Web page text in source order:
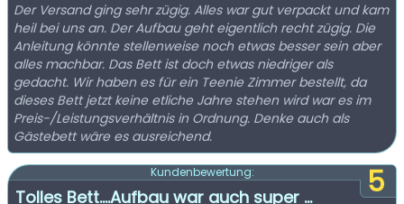
Der Versand ging sehr zügig. Alles war gut verpackt und kam
heil bei uns an. Der Aufbau geht eigentlich recht zügig. Die
Anleitung könnte stellenweise noch etwas besser sein aber
alles machbar. Das Bett ist doch etwas niedriger als
gedacht. Wir haben es für ein Teenie Zimmer bestellt, da
dieses Bett jetzt keine etliche Jahre stehen wird war es im
Preis-/Leistungsverhältnis in Ordnung. Denke auch als
Gästebett wäre es ausreichend.
5
Kundenbewertung:
Tolles Bett....Aufbau war auch super ...